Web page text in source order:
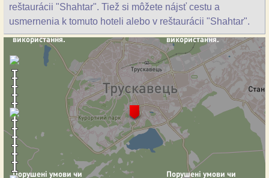
reštaurácii "Shahtar". Tiež si môžete nájsť cestu a
usmernenia k tomuto hoteli alebo v reštaurácii "Shahtar".